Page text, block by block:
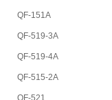
QF-151A
QF-519-3A
QF-519-4A
QF-515-2A
QF-521